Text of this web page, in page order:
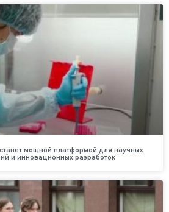
мощной платформой для научных
и инновационных разработок